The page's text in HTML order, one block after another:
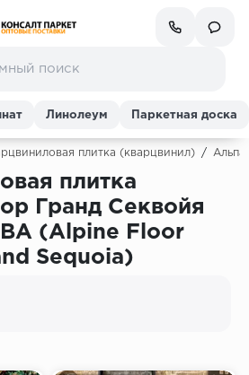
Линолеум Паркетная доска
плитка (кварцвинил) /
плитка
Гранд Секвойя
(Alpine Floor
Sequoia)